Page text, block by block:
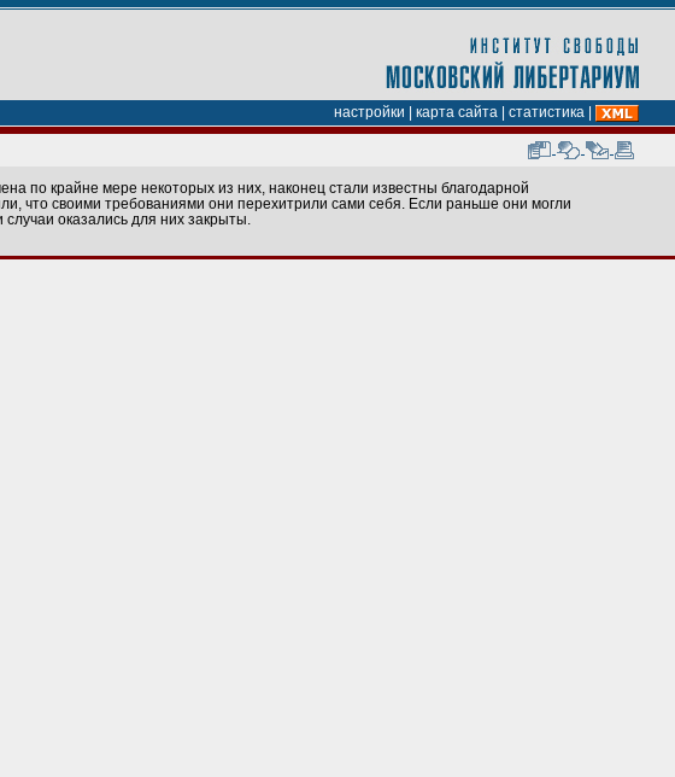
настройки карта сайта статистика
по крайне мере некоторых из них, наконец стали известны благодарной
что своими требованиями они перехитрили сами себя. Если раньше они могли
оказались для них закрыты.